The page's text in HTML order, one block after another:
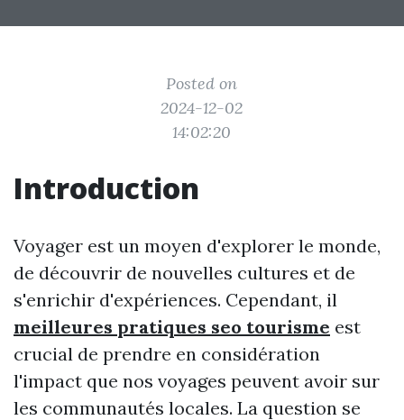
Posted on
2024-12-02
14:02:20
Introduction
Voyager est un moyen d'explorer le monde,
de découvrir de nouvelles cultures et de
s'enrichir d'expériences. Cependant, il
meilleures pratiques seo tourisme est
crucial de prendre en considération
l'impact que nos voyages peuvent avoir sur
les communautés locales. La question se